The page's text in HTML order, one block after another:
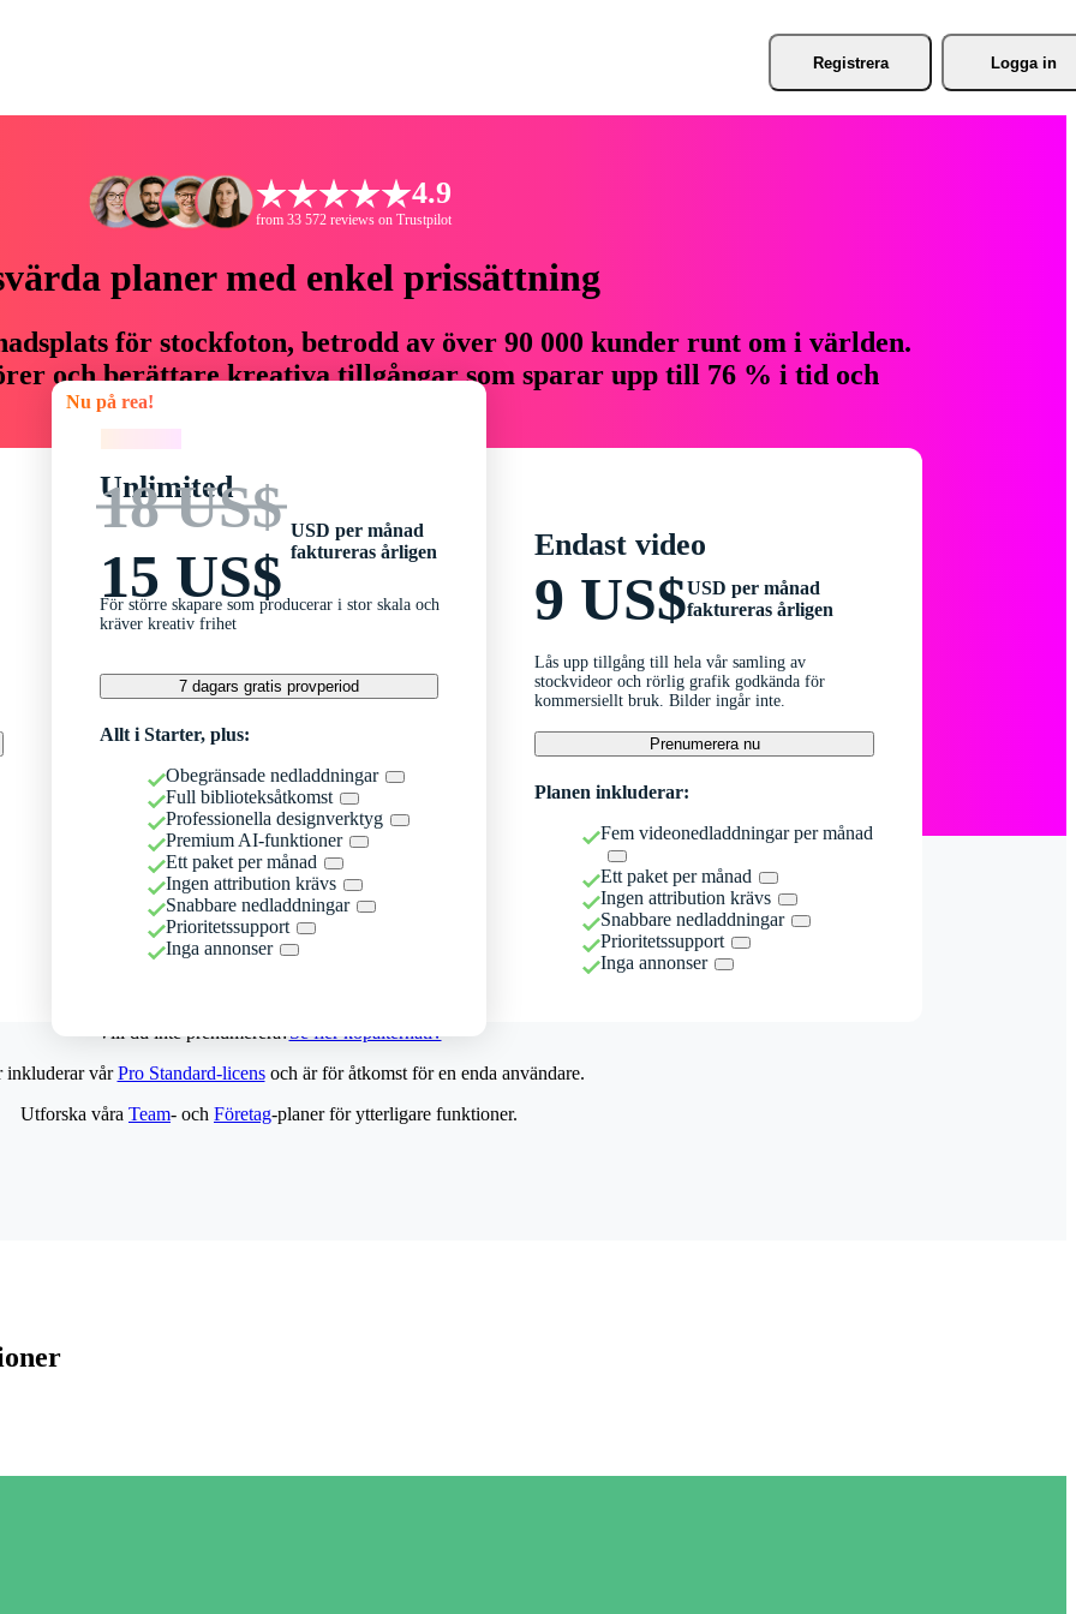
Registrera Logga in
4.9
from 33 572 reviews on Trustpilot
planer med enkel prissättning
för stockfoton, betrodd av över 90 000 kunder runt om i världen.
och berättare kreativa tillgångar som sparar upp till 76 % i tid och
Nu på rea!
Unlimited
18 US$
15 US$
USD per månad
faktureras årligen
För större skapare som producerar i stor skala och
kräver kreativ frihet
7 dagars gratis provperiod
Allt i Starter, plus:
Obegränsade nedladdningar
Full biblioteksåtkomst
Professionella designverktyg
Premium AI-funktioner
Ett paket per månad
Ingen attribution krävs
Snabbare nedladdningar
Prioritetssupport
Inga annonser
Endast video
9 US$USD per månad
faktureras årligen
Lås upp tillgång till hela vår samling av
stockvideor och rörlig grafik godkända för
kommersiellt bruk. Bilder ingår inte.
Prenumerera nu
Planen inkluderar:
Fem videonedladdningar per månad
Ett paket per månad
Ingen attribution krävs
Snabbare nedladdningar
Prioritetssupport
Inga annonser
Vill du inte prenumerera?Se fler köpalternativ
inkluderar vårPro Standard-licensoch är för åtkomst för en enda användare.
Utforska våra Team- och Företag-planer för ytterligare funktioner.